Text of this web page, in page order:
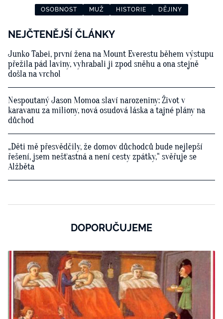
OSOBNOST MUŽ HISTORIE DĚJINY
NEJČTENĚJŠÍ ČLÁNKY
Junko Tabei, první žena na Mount Everestu během výstupu
přežila pád laviny, vyhrabali ji zpod sněhu a ona stejně
došla na vrchol
Nespoutaný Jason Momoa slaví narozeniny: Život v
karavanu za miliony, nová osudová láska a tajné plány na
důchod
„Děti mě přesvědčily, že domov důchodců bude nejlepší
řešení, jsem nešťastná a není cesty zpátky,“ svěřuje se
Alžběta
DOPORUČUJEME